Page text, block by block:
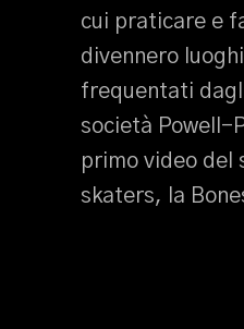
cui praticare e
divennero
frequentati
società Powell-
primo video del
skaters, la